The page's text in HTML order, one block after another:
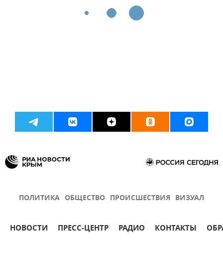
ПОЛИТИКА ОБЩЕСТВО ПРОИСШЕСТВИЯ ВИЗУАЛ
НОВОСТИ ПРЕСС-ЦЕНТР РАДИО КОНТАКТЫ